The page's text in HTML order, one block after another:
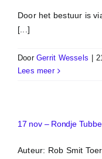
Door het bestuur is
[...]
DoorGerrit Wessels
Lees meer
17 nov – Rondje
Auteur: Rob Smit